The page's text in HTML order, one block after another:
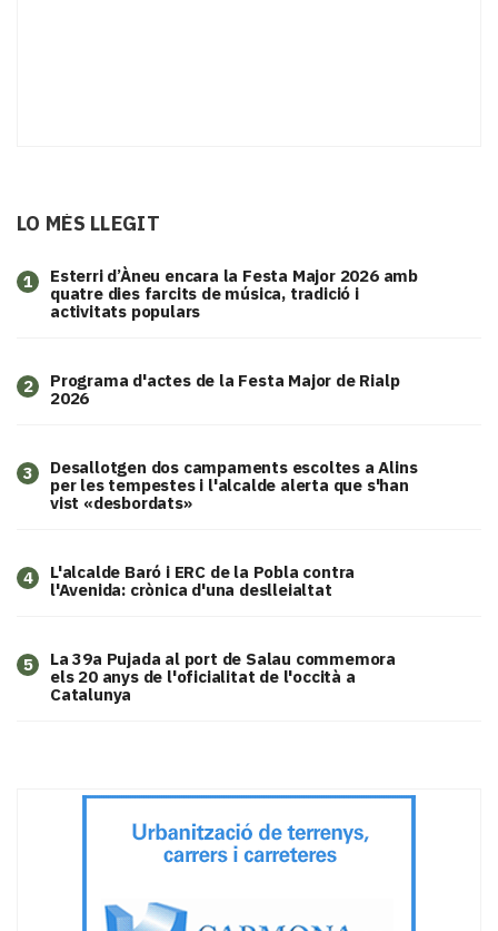
LO MÉS LLEGIT
1
Esterri d’Àneu encara la Festa Major 2026 amb
quatre dies farcits de música, tradició i
activitats populars
2
Programa d'actes de la Festa Major de Rialp
2026
3
​Desallotgen dos campaments escoltes a Alins
per les tempestes i l'alcalde alerta que s'han
vist «desbordats»
4
L'alcalde Baró i ERC de la Pobla contra
l'Avenida: crònica d'una deslleialtat
5
​La 39a Pujada al port de Salau commemora
els 20 anys de l'oficialitat de l'occità a
Catalunya